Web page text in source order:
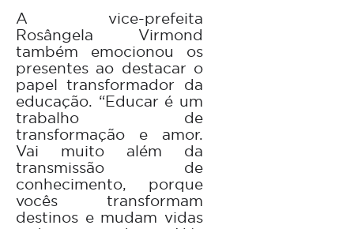
A vice-prefeita
Rosângela Virmond
também emocionou os
presentes ao destacar o
papel transformador da
educação. “Educar é um
trabalho de
transformação e amor.
Vai muito além da
transmissão de
conhecimento, porque
vocês transformam
destinos e mudam vidas